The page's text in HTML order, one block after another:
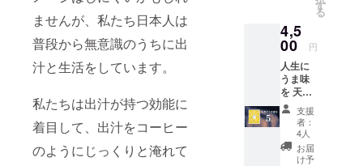
ませんが、私たち日本人は
普段から無意識のうちに出
汁と生活をしています。
私たちは出汁が持つ効能に
着目して、出汁をコーヒー
のようにじっくりと淹れて
しま
す。 そ
う、あ
なたの
人生に
は今
「うま
味」が
必要で
す。 ○
製品概
す
る
4,5
00 円
人生に
うま味
を 天然
クラフ
ト出汁
（3パッ
ク入
り） 5
支援
者：
4人
お届
け予